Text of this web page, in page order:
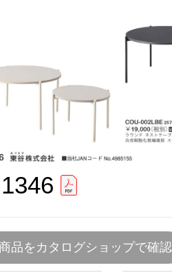
品をカタログショップで確認